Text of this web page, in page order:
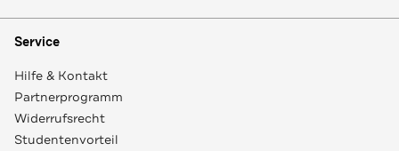
Service
Hilfe & Kontakt
Partnerprogramm
Widerrufsrecht
Studentenvorteil